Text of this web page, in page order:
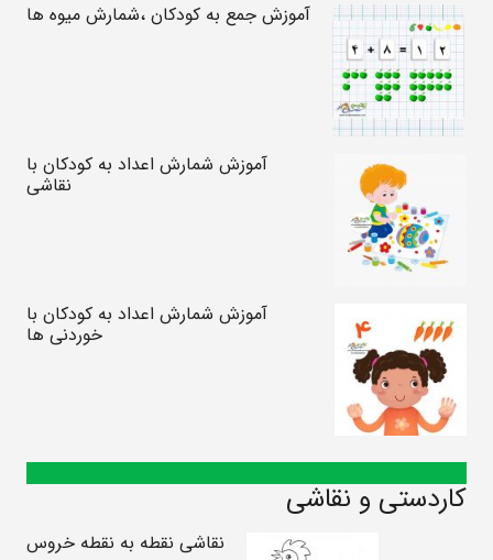
آموزش جمع به کودکان ،شمارش میوه ها
آموزش شمارش اعداد به کودکان با
نقاشی
آموزش شمارش اعداد به کودکان با
خوردنی ها
کاردستی و نقاشی
نقاشی نقطه به نقطه خروس